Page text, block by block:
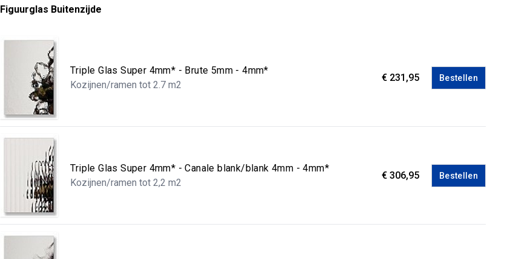
Figuurglas Buitenzijde
Triple Glas Super 4mm* - Brute 5mm - 4mm*
Kozijnen/ramen tot 2.7 m2
€ 231,95 Bestellen
Triple Glas Super 4mm* - Canale blank/blank 4mm - 4mm*
Kozijnen/ramen tot 2,2 m2
€ 306,95 Bestellen